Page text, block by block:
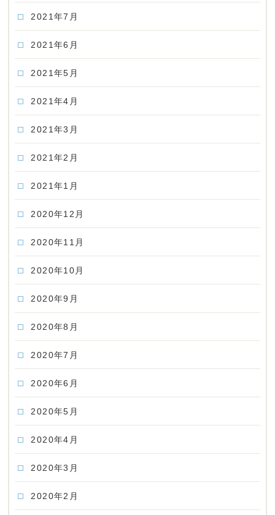
2021年7月
2021年6月
2021年5月
2021年4月
2021年3月
2021年2月
2021年1月
2020年12月
2020年11月
2020年10月
2020年9月
2020年8月
2020年7月
2020年6月
2020年5月
2020年4月
2020年3月
2020年2月